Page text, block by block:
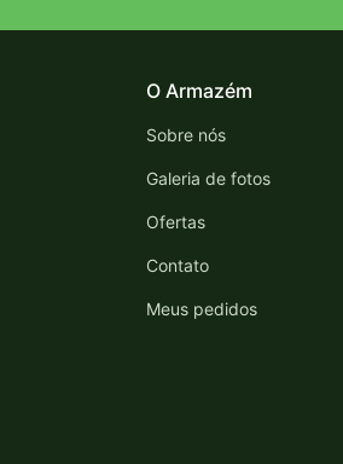
O Armazém
Sobre nós
Galeria de fotos
Ofertas
Contato
Meus pedidos